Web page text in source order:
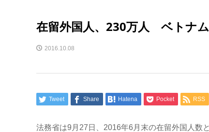
在留外国人、230万人 ベトナ
2016.10.08
Tweet Share Hatena Pocket RSS
法務省は9月27日、2016年6月末の在留外国人数